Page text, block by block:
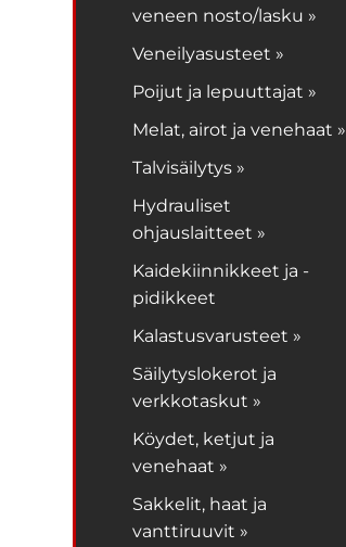
veneen nosto/lasku »
Veneilyasusteet »
Poijut ja lepuuttajat »
Melat, airot ja venehaat »
Talvisäilytys »
Hydrauliset
ohjauslaitteet »
Kaidekiinnikkeet ja -
pidikkeet
Kalastusvarusteet »
Säilytyslokerot ja
verkkotaskut »
Köydet, ketjut ja
venehaat »
Sakkelit, haat ja
vanttiruuvit »